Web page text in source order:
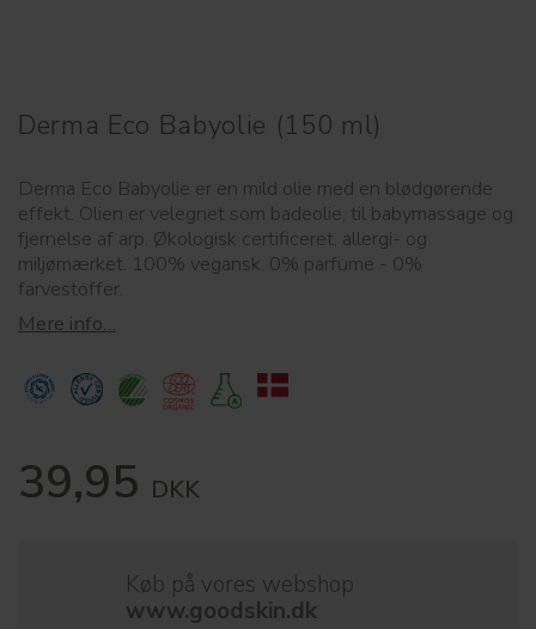
Derma Eco Babyolie (150 ml)
Derma Eco Babyolie er en mild olie med en blødgørende
effekt. Olien er velegnet som badeolie, til babymassage og
fjernelse af arp. Økologisk certificeret, allergi- og
miljømærket. 100% vegansk. 0% parfume - 0%
farvestoffer.
Mere info…
39,95 DKK
Køb på vores webshop
www.goodskin.dk